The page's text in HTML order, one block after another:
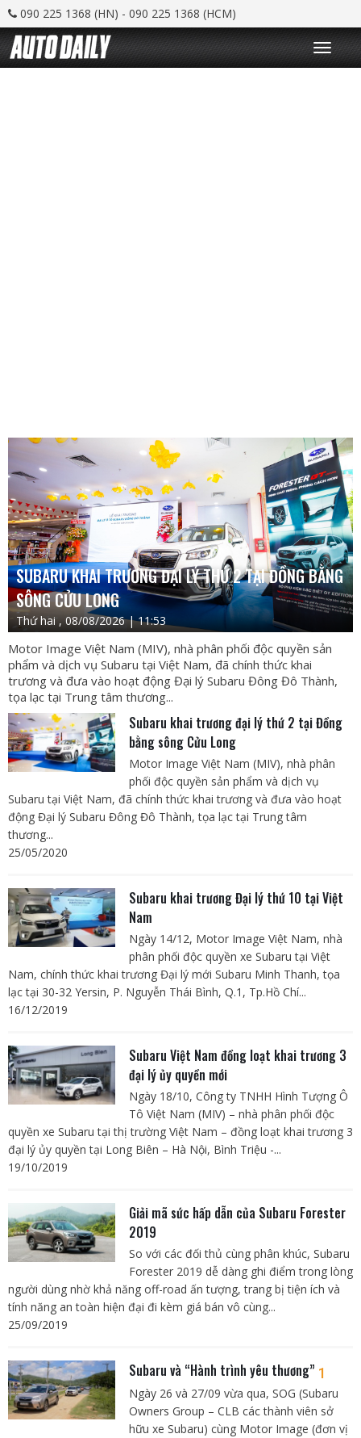
090 225 1368 (HN) - 090 225 1368 (HCM)
T
o
g
SUBARU KHAI TRƯƠNG ĐẠI LÝ THỨ 2 TẠI ĐỒNG BẰNG
SÔNG CỬU LONG
Thứ hai , 08/08/2026 | 11:53
Motor Image Việt Nam (MIV), nhà phân phối độc quyền sản
phẩm và dịch vụ Subaru tại Việt Nam, đã chính thức khai
trương và đưa vào hoạt động Đại lý Subaru Đông Đô Thành,
tọa lạc tại Trung tâm thương...
Subaru khai trương đại lý thứ 2 tại Đồng
bằng sông Cửu Long
Motor Image Việt Nam (MIV), nhà phân
phối độc quyền sản phẩm và dịch vụ
Subaru tại Việt Nam, đã chính thức khai trương và đưa vào hoạt
động Đại lý Subaru Đông Đô Thành, tọa lạc tại Trung tâm
thương...
25/05/2020
Subaru khai trương Đại lý thứ 10 tại Việt
Nam
Ngày 14/12, Motor Image Việt Nam, nhà
phân phối độc quyền xe Subaru tại Việt
Nam, chính thức khai trương Đại lý mới Subaru Minh Thanh, tọa
lạc tại 30-32 Yersin, P. Nguyễn Thái Bình, Q.1, Tp.Hồ Chí...
16/12/2019
Subaru Việt Nam đồng loạt khai trương 3
đại lý ủy quyền mới
Ngày 18/10, Công ty TNHH Hình Tượng Ô
Tô Việt Nam (MIV) – nhà phân phối độc
quyền xe Subaru tại thị trường Việt Nam – đồng loạt khai trương 3
đại lý ủy quyền tại Long Biên – Hà Nội, Bình Triệu -...
19/10/2019
Giải mã sức hấp dẫn của Subaru Forester
2019
So với các đối thủ cùng phân khúc, Subaru
Forester 2019 dễ dàng ghi điểm trong lòng
người dùng nhờ khả năng off-road ấn tượng, trang bị tiện ích và
tính năng an toàn hiện đại đi kèm giá bán vô cùng...
25/09/2019
Subaru và “Hành trình yêu thương” 1
Ngày 26 và 27/09 vừa qua, SOG (Subaru
Owners Group – CLB các thành viên sở
hữu xe Subaru) cùng Motor Image (đơn vị